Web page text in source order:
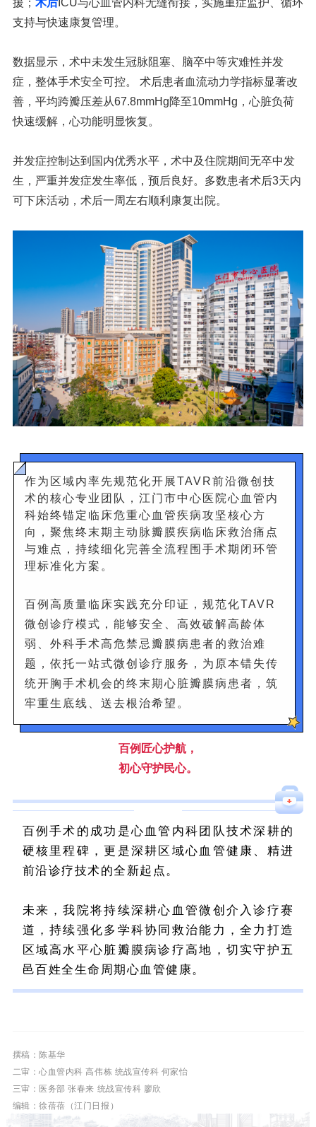
援； 术后ICU与心血管内科无缝衔接，实施重症监护、循环
支持与快速康复管理。
数据显示，术中未发生冠脉阻塞、脑卒中等灾难性并发
症，整体手术安全可控。 术后患者血流动力学指标显著改
善，平均跨瓣压差从67.8mmHg降至10mmHg，心脏负荷
快速缓解，心功能明显恢复。
并发症控制达到国内优秀水平，术中及住院期间无卒中发
生，严重并发症发生率低，预后良好。多数患者术后3天内
可下床活动，术后一周左右顺利康复出院。
作为区域内率先规范化开展TAVR前沿微创技
术的核心专业团队，江门市中心医院心血管内
科始终锚定临床危重心血管疾病攻坚核心方
向，聚焦终末期主动脉瓣膜疾病临床救治痛点
与难点，持续细化完善全流程围手术期闭环管
理标准化方案。
百例高质量临床实践充分印证，规范化TAVR
微创诊疗模式，能够安全、高效破解高龄体
弱、外科手术高危禁忌瓣膜病患者的救治难
题，依托一站式微创诊疗服务，为原本错失传
统开胸手术机会的终末期心脏瓣膜病患者，筑
牢重生底线、送去根治希望。
百例匠心护航，
初心守护民心。
百例手术的成功是心血管内科团队技术深耕的
硬核里程碑，更是深耕区域心血管健康、精进
前沿诊疗技术的全新起点。
未来，我院将持续深耕心血管微创介入诊疗赛
道，持续强化多学科协同救治能力，全力打造
区域高水平心脏瓣膜病诊疗高地，切实守护五
邑百姓全生命周期心血管健康。
撰稿：陈基华
二审：心血管内科 高伟栋 统战宣传科 何家怡
三审：医务部 张春来 统战宣传科 廖欣
编辑：徐蓓蓓（江门日报）